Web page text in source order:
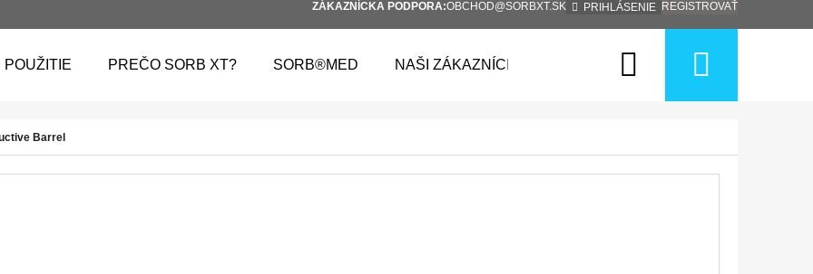
ZÁKAZNÍCKA PODPORA:OBCHOD@SORBXT.SK PRIHLÁSENIE REGISTROVAŤ
POUŽITIE PREČO SORB XT? SORB®MED NAŠI ZÁKAZNÍCI Hľadať
Barrel